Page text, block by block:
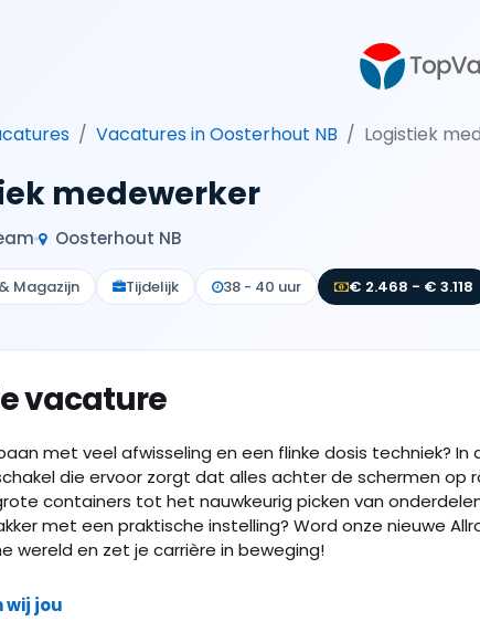
Vacatures in Oosterhout NB Logistiek
medewerker
Oosterhout NB
Magazijn Tijdelijk 38 - 40 uur € 2.468 - € 3.118
vacature
met veel afwisseling en een flinke dosis techniek? In
die ervoor zorgt dat alles achter de schermen op
containers tot het nauwkeurig picken van
met een praktische instelling? Word onze nieuwe
wereld en zet je carrière in beweging!
wij jou